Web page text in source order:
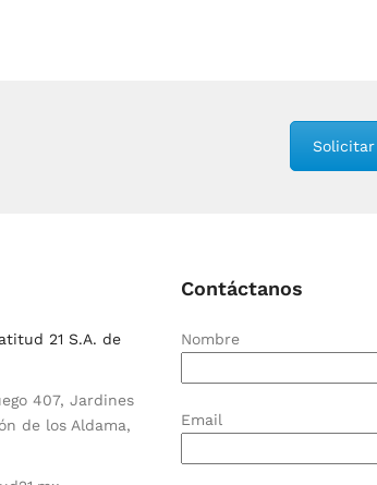
21 S.A. de
407, Jardines
de los Aldama,
Contáctanos
Nombre
Email